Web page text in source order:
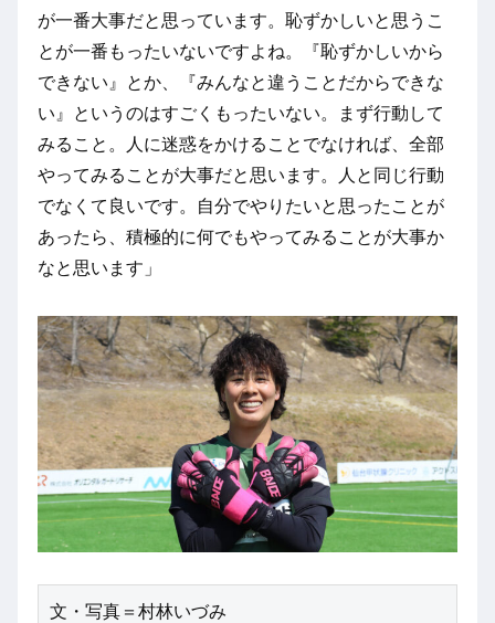
が一番大事だと思っています。恥ずかしいと思うこ
とが一番もったいないですよね。『恥ずかしいから
できない』とか、『みんなと違うことだからできな
い』というのはすごくもったいない。まず行動して
みること。人に迷惑をかけることでなければ、全部
やってみることが大事だと思います。人と同じ行動
でなくて良いです。自分でやりたいと思ったことが
あったら、積極的に何でもやってみることが大事か
なと思います」
文・写真＝村林いづみ